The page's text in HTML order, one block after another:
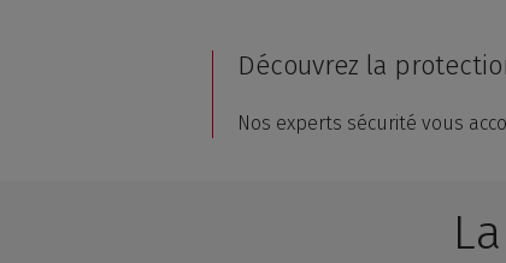
Découvrez la
Nos experts sécurité vous